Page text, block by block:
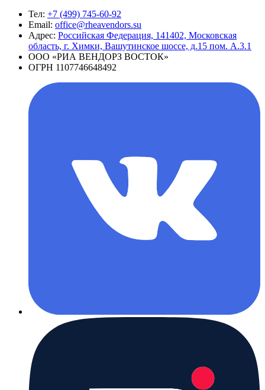
Тел: +7 (499) 745-60-92
Email: office@rheavendors.su
Адрес: Российская Федерация, 141402, Московская
область, г. Химки, Вашутинское шоссе, д.15 пом. А.3.1
ООО «РИА ВЕНДОРЗ ВОСТОК»
ОГРН 1107746648492